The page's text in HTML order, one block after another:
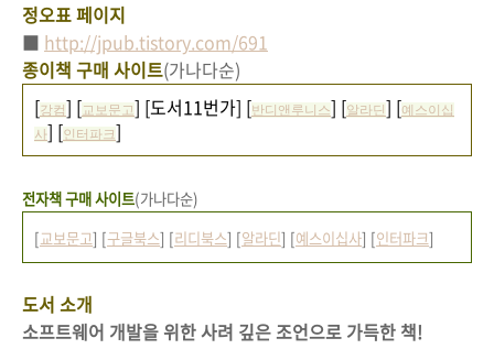
정오표 페이지
■ http://jpub.tistory.com/691
종이책 구매 사이트(가나다순)
[강컴] [교보문고] [도서11번가] [반디앤루니스] [알라딘] [예스이십
사] [인터파크]
전자책 구매 사이트(가나다순)
[교보문고] [구글북스] [리디북스] [알라딘] [예스이십사] [인터파크]
도서 소개
소프트웨어 개발을 위한 사려 깊은 조언으로 가득한 책!